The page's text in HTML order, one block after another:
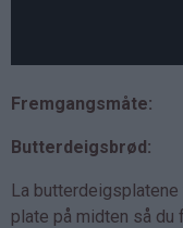
Fremgangsmåte:
Butterdeigsbrød:
La
plate på midten så du